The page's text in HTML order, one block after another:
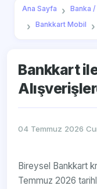
Ana Sayfa Banka /
Bankkart Mobil
Bankkart ile
04 Temmuz 2026
Bireysel Bankkart
Temmuz 2026